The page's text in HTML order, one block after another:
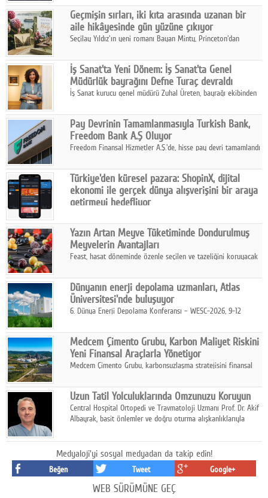
biri konumunda.
Geçmişin sırları, iki kıta arasında uzanan bir
aile hikâyesinde gün yüzüne çıkıyor
Seçilay Yıldız'ın yeni romanı Bayan Minty, Princeton'dan
katmanlı bir aile hikâyesi anlatıyor.
İş Sanat'ta Yeni Dönem: İş Sanat'ta Genel
Müdürlük bayrağını Defne Turaç devraldı
İş Sanat kurucu genel müdürü Zuhal Üreten, bayrağı ekibinden
Pay Devrinin Tamamlanmasıyla Turkish Bank,
Freedom Bank A.Ş Oluyor
Freedom Finansal Hizmetler A.Ş.'de, hisse pay devri tamamlandı
Turkish Bank'ın ticaret unvanının “Freedom Bank A.Ş.” olmasına
karar verildi.
Türkiye'den küresel pazara: ShopinX, dijital
ekonomi ile gerçek dünya alışverişini bir araya
getirmeyi hedefliyor
ekonomi ile gerçek dünya alışveriş deneyimi arasında köprü
kurmayı hedefleyen vizyonuyla uluslararası pazarlara açılıyor.
Yazın Artan Meyve Tüketiminde Dondurulmuş
Meyvelerin Avantajları
Feast, hasat döneminde özenle seçilen ve tazeliğini koruyacak
pratik, güvenilir ve lezzetli bir alternatif sunuyor.
Dünyanın enerji depolama uzmanları, Atlas
Üniversitesi'nde buluşuyor
6. Dünya Enerji Depolama Konferansı – WESC-2026, 9-12
sahipliğinde gerçekleştirilecek.
Medcem Çimento Grubu, Karbon Maliyet Riskini
Yeni Finansal Araçlarla Yönetiyor
Medcem Çimento Grubu, karbonsuzlaşma stratejisini finansal
Uzun Tatil Yolculuklarında Omzunuzu Koruyun
Central Hospital Ortopedi ve Travmatoloji Uzmanı Prof. Dr. Akif
Albayrak, basit önlemler ve doğru oturma alışkanlıklarıyla
Medyaloji'yi sosyal medyadan da takip edin!
Beğen Tweet Google+
WEB SÜRÜMÜNE GEÇ